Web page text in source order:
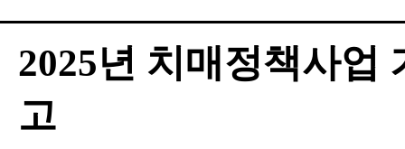
2025년 치매정책사업
고